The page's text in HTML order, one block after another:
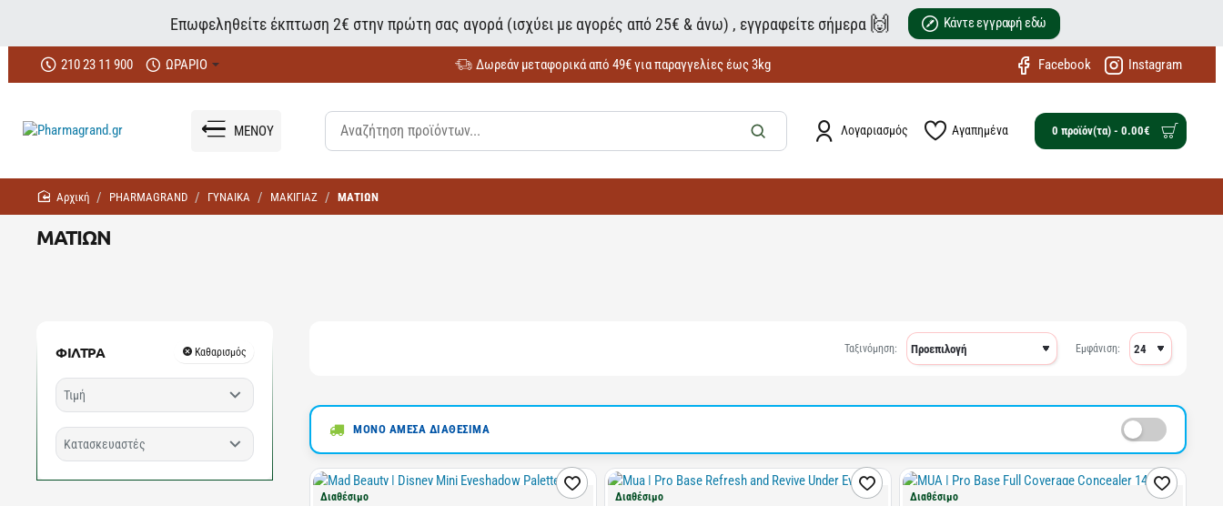
Επωφεληθείτε έκπτωση 2€ στην πρώτη σας αγορά (ισχύει με αγορές από 25€ & άνω) , εγγραφείτε σήμερα 🙌 Κάντε εγγραφή εδώ
210 23 11 900 ΩΡΑΡΙΟ Δωρεάν μεταφορικά από 49€ για παραγγελίες έως 3kg Facebook Instagram
ΜΕΝΟΥ Λογαριασμός Αγαπημένα 0 προϊόν(τα) - 0.00€
ΜΑΤΙΩΝ
homePHARMAGRAND ΓΥΝΑΙΚΑ ΜΑΚΙΓΙΑΖ ΜΑΤΙΩΝ
ΦΙΛΤΡΑ Καθαρισμός
Τιμή
Κατασκευαστές
Ταξινόμηση: Εμφάνιση:
ΜΟΝΟ ΑΜΕΣΑ ΔΙΑΘΕΣΙΜΑ
Διαθέσιμο Διαθέσιμο Διαθέσιμο